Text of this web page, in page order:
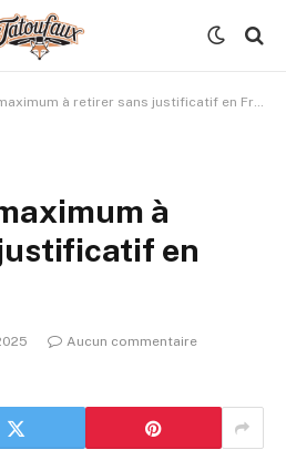
à retirer sans justificatif en France
à
en
Aucun commentaire